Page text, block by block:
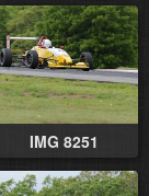
IMG 8251